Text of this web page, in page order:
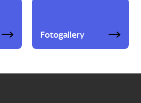
Fotogallery